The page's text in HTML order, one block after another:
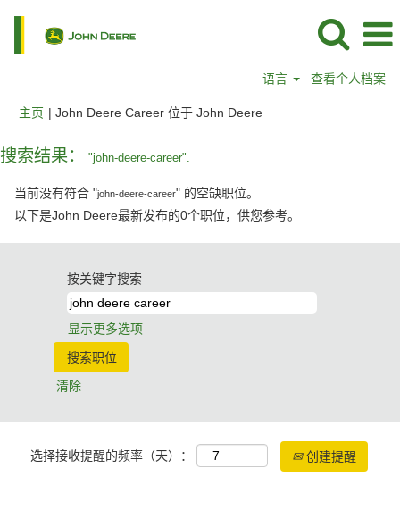
语言 查看个人档案
主页 | John Deere Career 位于 John Deere（当
搜索结果： "john-deere-career".
当前没有符合 "john-deere-career" 的空缺职位。
以下是John Deere最新发布的0个职位，供您参考。
按关键字搜索
显示更多选项
清除
选择接收提醒的频率（天）： 创建提醒